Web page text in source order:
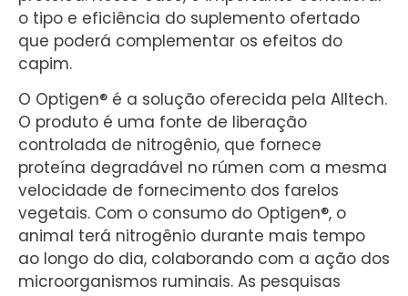
o tipo e eficiência do suplemento ofertado
que poderá complementar os efeitos do
capim.
O Optigen® é a solução oferecida pela Alltech.
O produto é uma fonte de liberação
controlada de nitrogênio, que fornece
proteína degradável no rúmen com a mesma
velocidade de fornecimento dos farelos
vegetais. Com o consumo do Optigen®, o
animal terá nitrogênio durante mais tempo
ao longo do dia, colaborando com a ação dos
microorganismos ruminais. As pesquisas